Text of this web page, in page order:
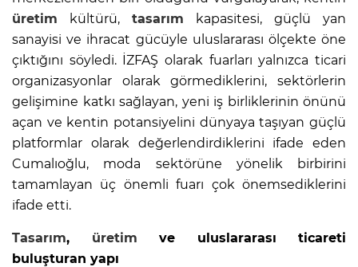
üretim kültürü, tasarım kapasitesi, güçlü yan
sanayisi ve ihracat gücüyle uluslararası ölçekte öne
çıktığını söyledi. İZFAŞ olarak fuarları yalnızca ticari
organizasyonlar olarak görmediklerini, sektörlerin
gelişimine katkı sağlayan, yeni iş birliklerinin önünü
açan ve kentin potansiyelini dünyaya taşıyan güçlü
platformlar olarak değerlendirdiklerini ifade eden
Cumalıoğlu, moda sektörüne yönelik birbirini
tamamlayan üç önemli fuarı çok önemsediklerini
ifade etti.
Tasarım, üretim ve uluslararası ticareti
buluşturan yapı